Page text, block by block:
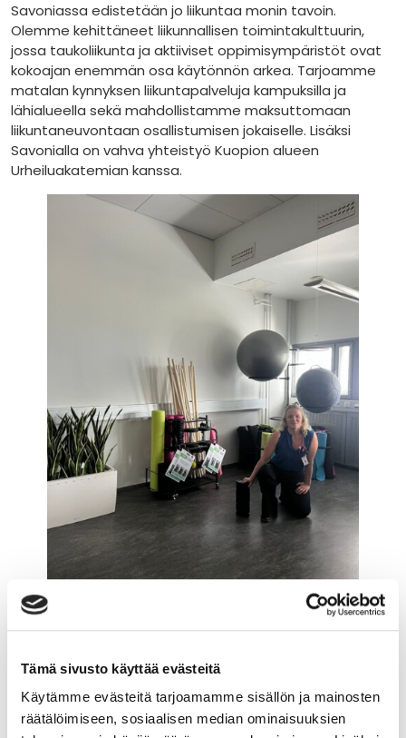
Tämä sivusto käyttää evästeitä
Käytämme evästeitä tarjoamamme sisällön ja mainosten
räätälöimiseen, sosiaalisen median ominaisuuksien
Savoniassa edistetään jo liikuntaa monin tavoin.
Olemme kehittäneet liikunnallisen toimintakulttuurin,
jossa taukoliikunta ja aktiiviset oppimisympäristöt ovat
kokoajan enemmän osa käytönnön arkea. Tarjoamme
matalan kynnyksen liikuntapalveluja kampuksilla ja
lähialueella sekä mahdollistamme maksuttomaan
liikuntaneuvontaan osallistumisen jokaiselle. Lisäksi
Savonialla on vahva yhteistyö Kuopion alueen
Urheiluakatemian kanssa.
edistämisen työtä korkeakouluissa.
Esimerkki Microkadulta luokasta Mic-
D3006.